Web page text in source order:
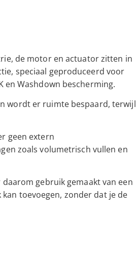
de motor en actuator zitten in
speciaal geproduceerd voor
en Washdown bescherming.
wordt er ruimte bespaard, terwijl
geen extern
zoals volumetrisch vullen en
gebruik gemaakt van een
toevoegen, zonder dat je de